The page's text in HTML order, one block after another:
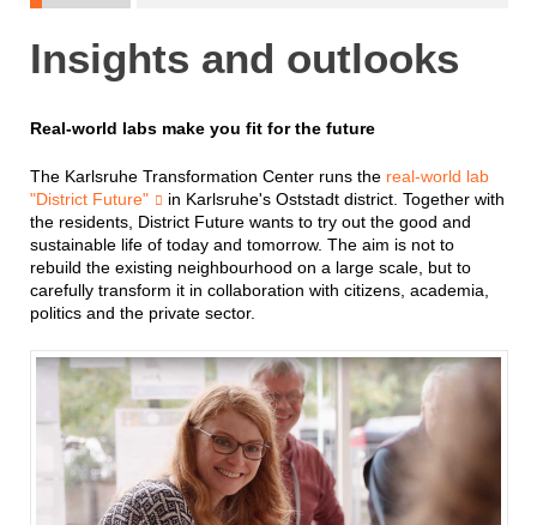
interaktiv, experimentell und dialogorientiert. Neben
Fachbeiträgen stehen kollaborative und kreative Formate im
policymakers, municipalities, businesses,
civil society, and cultural and creative
professionals to shape the future of living
learning processes of living labs in times
upheaval. Living Labs in Societal
Tensions Living Labs in Times of
Disruptive Change Living Labs in
Everyday Practice Art, Culture, and Hybrid
Spaces for Experimentation and
Discourse Impact Analyses, Transfer
Logics, Evaluation, and Standardization
Science Communication and Societal
and Regulatory Frameworks The
conference sees itself as a "living lab
workshop": interactive, experimental, and
dialogue-oriented. In addition to expert
presentations, collaborative and creative
formats will be a key focus. Register
Insights and outlooks
Real-world labs make you fit for the future
The Karlsruhe Transformation Center runs the real-world lab
"District Future"
in Karlsruhe's Oststadt district. Together with
the residents, District Future wants to try out the good and
sustainable life of today and tomorrow. The aim is not to
rebuild the existing neighbourhood on a large scale, but to
carefully transform it in collaboration with citizens, academia,
politics and the private sector.